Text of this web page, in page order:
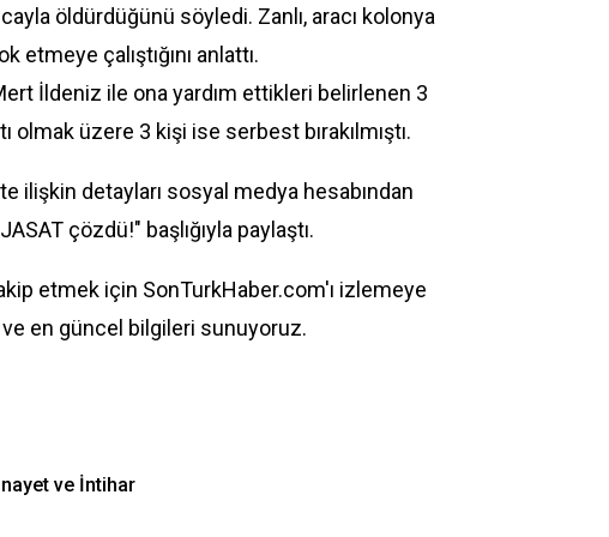
öldürdüğünü söyledi. Zanlı, aracı kolonya
çalıştığını anlattı.
İldeniz ile ona yardım ettikleri belirlenen 3
olmak üzere 3 kişi ise serbest bırakılmıştı.
ilişkin detayları sosyal medya hesabından
JASAT çözdü!" başlığıyla paylaştı.
etmek için SonTurkHaber.com'ı izlemeye
en güncel bilgileri sunuyoruz.
ve İntihar